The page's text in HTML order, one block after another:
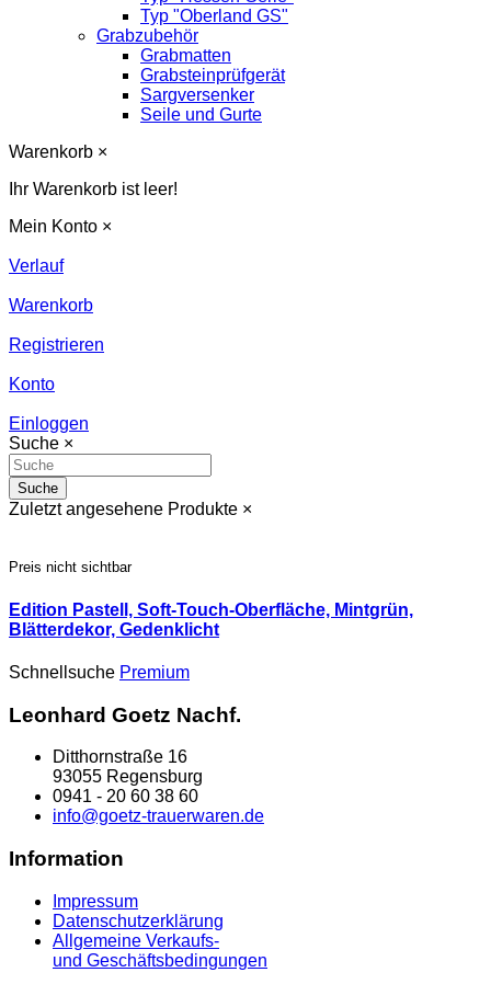
Typ "Oberland GS"
Grabzubehör
Grabmatten
Grabsteinprüfgerät
Sargversenker
Seile und Gurte
Warenkorb ×
Ihr Warenkorb ist leer!
Mein Konto ×
Verlauf
Warenkorb
Registrieren
Konto
Einloggen
Suche ×
Suche
Zuletzt angesehene Produkte ×
Preis nicht sichtbar
Edition Pastell, Soft-Touch-Oberfläche, Mintgrün,
Blätterdekor, Gedenklicht
Schnellsuche Premium
Leonhard Goetz Nachf.
Ditthornstraße 16
93055 Regensburg
0941 - 20 60 38 60
info@goetz-trauerwaren.de
Information
Impressum
Datenschutzerklärung
Allgemeine Verkaufs-
und Geschäftsbedingungen